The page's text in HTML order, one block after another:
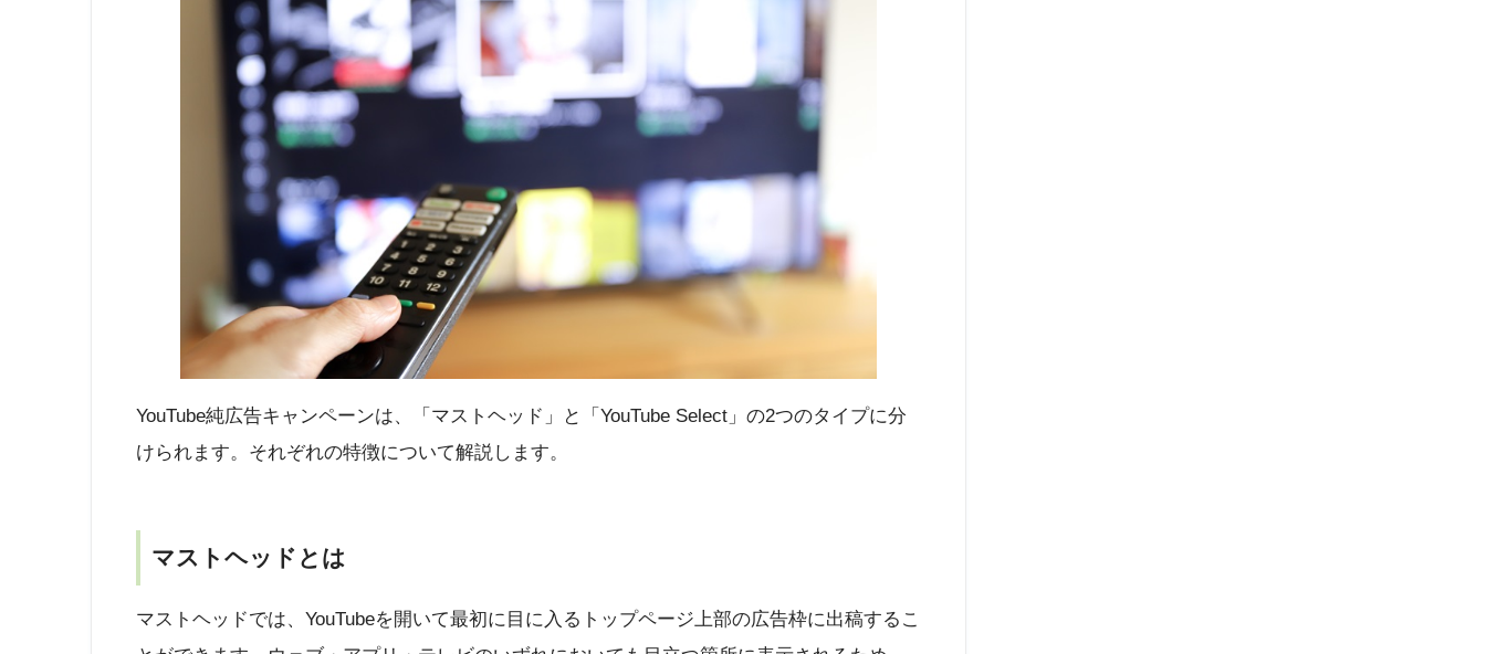
YouTube純広告キャンペーンは、「マストヘッド」と「YouTube Select」の2つのタイプに分
けられます。それぞれの特徴について解説します。
マストヘッドとは
マストヘッドでは、YouTubeを開いて最初に目に入るトップページ上部の広告枠に出稿するこ